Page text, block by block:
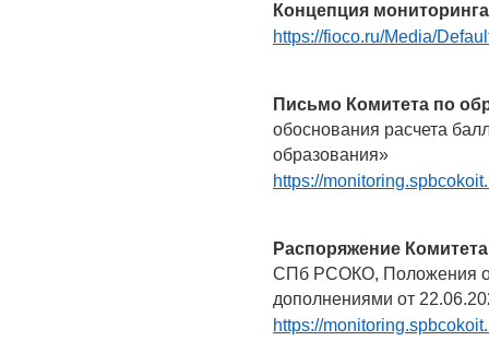
Концепция
https://fioco.ru/Media/
Письмо Комитета по
обоснования расчета
образования»
https://
Распоряжение
СПб РСОКО, Положения
дополнениями от
https://